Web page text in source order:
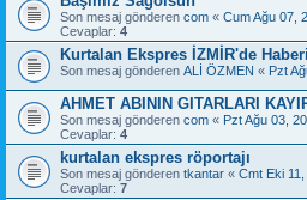
Son mesaj gönderen com « Cum Ağu 07,
Cevaplar: 4
Kurtalan Ekspres İZMİR'de
Son mesaj gönderen ALİ ÖZMEN « Pzt
AHMET ABININ GITARLARI
Son mesaj gönderen com « Pzt Ağu 03,
Cevaplar: 4
kurtalan ekspres röportajı
Son mesaj gönderen tkantar « Cmt Eki
Cevaplar: 7